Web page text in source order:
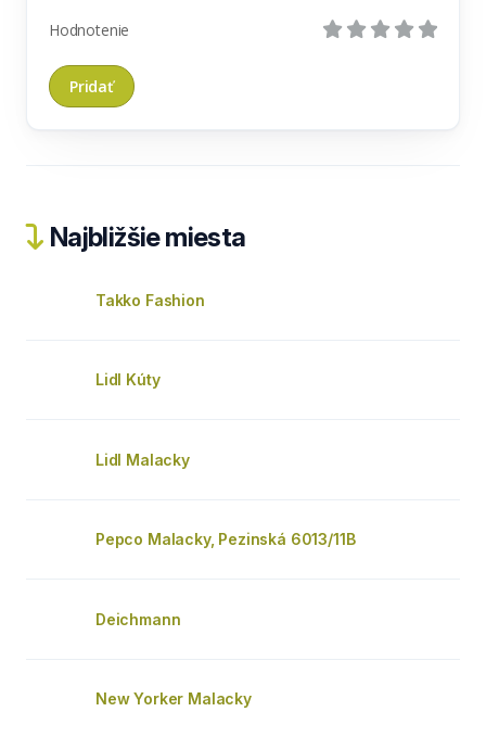
Hodnotenie
Najbližšie miesta
Takko Fashion
Lidl Kúty
Lidl Malacky
Pepco Malacky, Pezinská 6013/11B
Deichmann
New Yorker Malacky